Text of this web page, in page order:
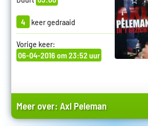
4 keer gedraaid
Vorige keer:
06-04-2016 om 23:52 uur
Meer over:Axl Peleman